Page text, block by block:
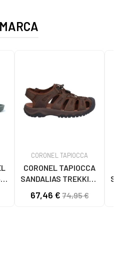
CORONEL TAPIOCCA
CORONEL TAPIOCCA
SANDALIAS TREKKING
MARRONMARRON
67,46 €74,95 €